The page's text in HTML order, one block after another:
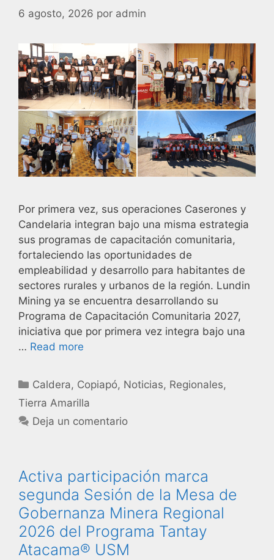
6 agosto, 2026 por admin
Por primera vez, sus operaciones Caserones y
Candelaria integran bajo una misma estrategia
sus programas de capacitación comunitaria,
fortaleciendo las oportunidades de
empleabilidad y desarrollo para habitantes de
sectores rurales y urbanos de la región. Lundin
Mining ya se encuentra desarrollando su
Programa de Capacitación Comunitaria 2027,
iniciativa que por primera vez integra bajo una
… Read more
Caldera, Copiapó, Noticias, Regionales,
Tierra Amarilla
Deja un comentario
Activa participación marca
segunda Sesión de la Mesa de
Gobernanza Minera Regional
2026 del Programa Tantay
Atacama® USM